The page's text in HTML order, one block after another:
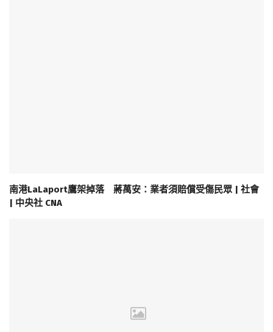
南港LaLaport鷹架掉落 蔣萬安：業者須賠償受傷民眾 | 社會
| 中央社 CNA